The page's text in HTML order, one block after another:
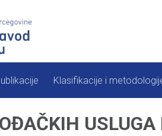
Klasifikacije i